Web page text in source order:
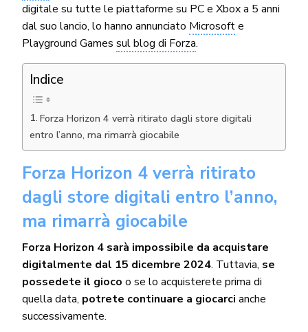
digitale su tutte le piattaforme su PC e Xbox a 5 anni
dal suo lancio, lo hanno annunciato Microsofte
Playground Games sul blog di Forza.
Indice
Forza Horizon 4 verrà ritirato dagli store digitali
entro l’anno, ma rimarrà giocabile
Forza Horizon 4 verrà ritirato
dagli store digitali entro l’anno,
ma rimarrà giocabile
Forza Horizon 4 sarà impossibile da acquistare
digitalmente dal 15 dicembre 2024. Tuttavia, se
possedete il giocoo se lo acquisterete prima di
quella data, potrete continuare a giocarci anche
successivamente.